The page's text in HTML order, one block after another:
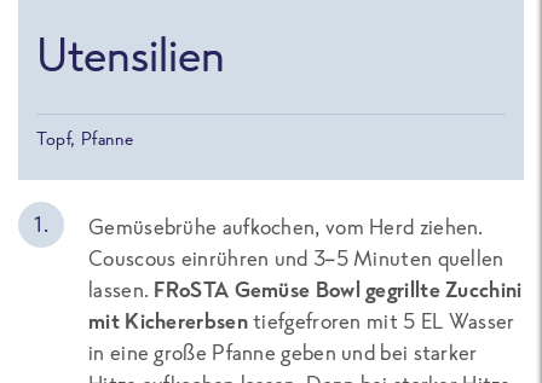
Utensilien
Topf, Pfanne
Gemüsebrühe aufkochen, vom Herd ziehen.
Couscous einrühren und 3–5 Minuten quellen
lassen. FRoSTA Gemüse Bowl gegrillte Zucchini
mit Kichererbsentiefgefroren mit 5 EL Wasser
in eine große Pfanne geben und bei starker